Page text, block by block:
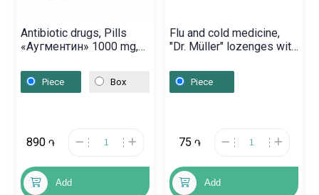
Antibiotic drugs, Pills
«Аугментин» 1000 mg,
Piece Box
890 ֏
Add
Flu and cold medicine,
"Dr. Müller" lozenges with
vitamin C,
Նիդերլանդներ
Piece
75 ֏
Add